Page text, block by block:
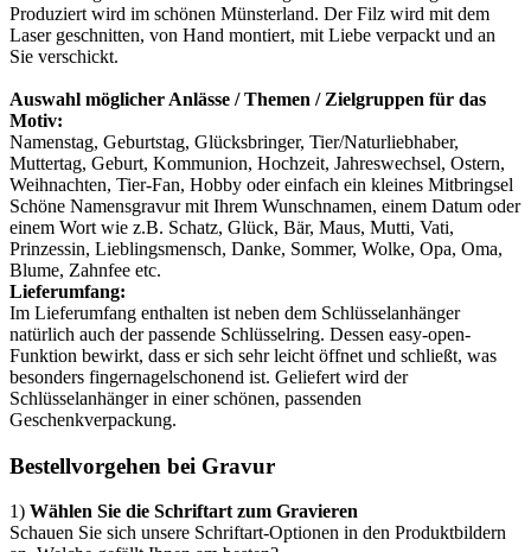
Produziert wird im schönen Münsterland. Der Filz wird mit dem
Laser geschnitten, von Hand montiert, mit Liebe verpackt und an
Sie verschickt.
Auswahl möglicher Anlässe / Themen / Zielgruppen für das
Motiv:
Namenstag, Geburtstag, Glücksbringer, Tier/Naturliebhaber,
Muttertag, Geburt, Kommunion, Hochzeit, Jahreswechsel, Ostern,
Weihnachten, Tier-Fan, Hobby oder einfach ein kleines Mitbringsel
Schöne Namensgravur mit Ihrem Wunschnamen, einem Datum oder
einem Wort wie z.B. Schatz, Glück, Bär, Maus, Mutti, Vati,
Prinzessin, Lieblingsmensch, Danke, Sommer, Wolke, Opa, Oma,
Blume, Zahnfee etc.
Lieferumfang:
Im Lieferumfang enthalten ist neben dem Schlüsselanhänger
natürlich auch der passende Schlüsselring. Dessen easy-open-
Funktion bewirkt, dass er sich sehr leicht öffnet und schließt, was
besonders fingernagelschonend ist. Geliefert wird der
Schlüsselanhänger in einer schönen, passenden
Geschenkverpackung.
Bestellvorgehen bei Gravur
1) Wählen Sie die Schriftart zum Gravieren
Schauen Sie sich unsere Schriftart-Optionen in den Produktbildern